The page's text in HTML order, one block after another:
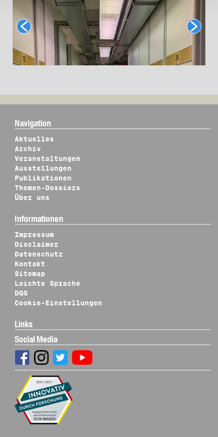
Navigation
Aktuelles
Archiv
Veranstaltungen
Ausstellungen
Publikationen
Themen-Dossiers
Über uns
Informationen
Impressum
Disclaimer
Datenschutz
Kontakt
Sitemap
Leichte Sprache
DGS
Cookie-Einstellungen
Links
Social Media